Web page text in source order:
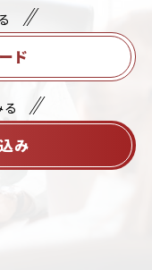
ド
み